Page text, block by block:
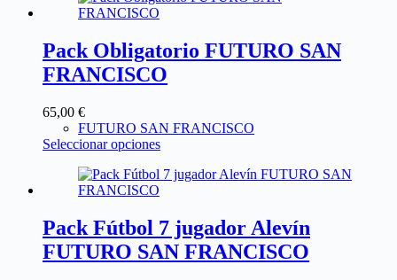
Pack Obligatorio FUTURO SAN
FRANCISCO
65,00 €
FUTURO SAN FRANCISCO
Seleccionar opciones
Pack Fútbol 7 jugador Alevín
FUTURO SAN FRANCISCO